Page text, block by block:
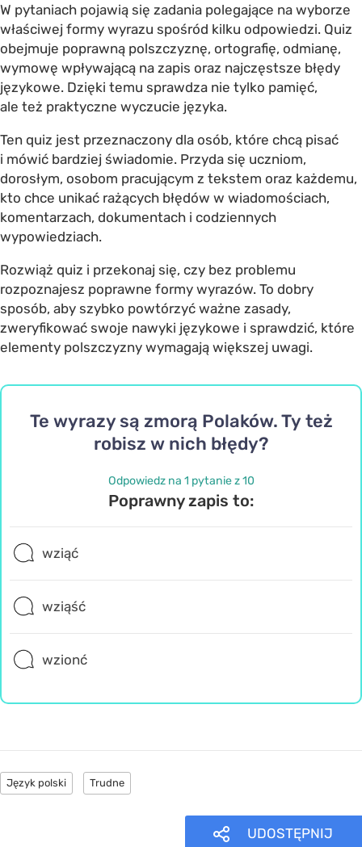
W pytaniach pojawią się zadania polegające na wyborze
właściwej formy wyrazu spośród kilku odpowiedzi. Quiz
obejmuje poprawną polszczyznę, ortografię, odmianę,
wymowę wpływającą na zapis oraz najczęstsze błędy
językowe. Dzięki temu sprawdza nie tylko pamięć,
ale też praktyczne wyczucie języka.
Ten quiz jest przeznaczony dla osób, które chcą pisać
i mówić bardziej świadomie. Przyda się uczniom,
dorosłym, osobom pracującym z tekstem oraz każdemu,
kto chce unikać rażących błędów w wiadomościach,
komentarzach, dokumentach i codziennych
wypowiedziach.
Rozwiąż quiz i przekonaj się, czy bez problemu
rozpoznajesz poprawne formy wyrazów. To dobry
sposób, aby szybko powtórzyć ważne zasady,
zweryfikować swoje nawyki językowe i sprawdzić, które
elementy polszczyzny wymagają większej uwagi.
Te wyrazy są zmorą Polaków. Ty też
robisz w nich błędy?
Odpowiedz na 1 pytanie z 10
Poprawny zapis to:
wziąć
wziąść
wzionć
Język polski Trudne
UDOSTĘPNIJ